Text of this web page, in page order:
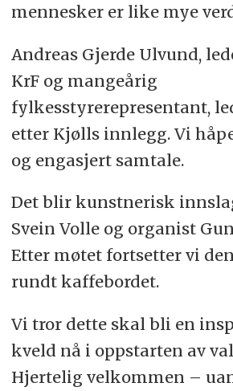
mennesker er like mye
Andreas Gjerde Ulvund,
KrF og mangeårig
fylkesstyrerepresentant,
etter Kjølls innlegg. Vi
og engasjert samtale.
Det blir kunstnerisk
Svein Volle og organist
Etter møtet fortsetter vi
rundt kaffebordet.
Vi tror dette skal bli en
kveld nå i oppstarten av
Hjertelig velkommen –